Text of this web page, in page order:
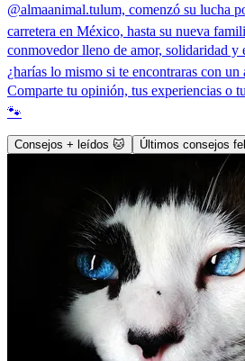
@almaanimal.tulum, comenzó su lucha
carretera en México, hasta su nueva
conmovedor lleno de amor, solidaridad y
¿harías lo mismo si te encontraras con
Comparte tu opinión, tus experiencias o
🐾
Consejos + leídos 🐱 Últimos consejos